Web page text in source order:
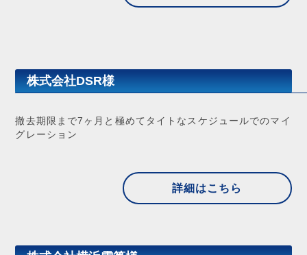
株式会社DSR様
撤去期限まで7ヶ月と極めてタイトなスケジュールでのマイ
グレーション
詳細はこちら